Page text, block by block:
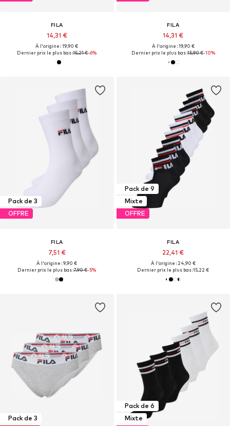
FILA
14,31 €
À l'origine : 19,90 €
Dernier prix le plus bas :15,21 €-6%
FILA
14,31 €
À l'origine : 19,90 €
Dernier prix le plus bas :15,90 €-10%
Pack de 3
OFFRE
FILA
7,51 €
À l'origine : 9,90 €
Dernier prix le plus bas :7,90 €-5%
Pack de 9
Mixte
OFFRE
FILA
22,41 €
À l'origine : 24,90 €
Dernier prix le plus bas :15,22 €
Pack de 3
Pack de 6
Mixte